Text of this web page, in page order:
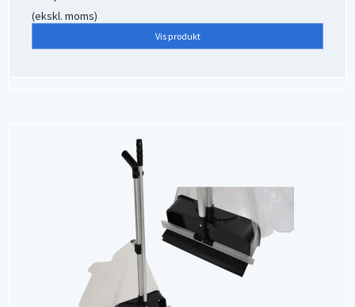
(ekskl. moms)
Vis produkt